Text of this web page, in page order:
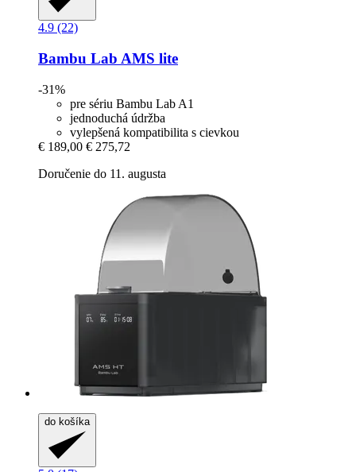
4.9 (22)
Bambu Lab AMS lite
-31%
pre sériu Bambu Lab A1
jednoduchá údržba
vylepšená kompatibilita s cievkou
€ 189,00 € 275,72
Doručenie do 11. augusta
do košíka